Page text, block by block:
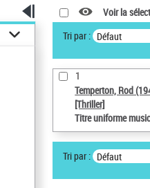
Voir la
Tri par : Défaut
1
Temperton, Rod
[Thriller]
Titre uniforme
Tri par : Défaut